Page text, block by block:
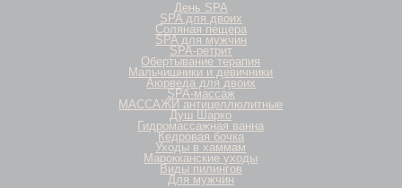
День SPA
SPA для двоих
Соляная пещера
SPA для мужчин
SPA-ретрит
Обертывание терапия
Мальчишники и девичники
Аюрведа для двоих
SPA-массаж
МАССАЖИ антицеллюлитные
Душ Шарко
Гидромассажная ванна
Кедровая бочка
Уходы в хаммам
Марокканские уходы
Виды пилингов
Для мужчин